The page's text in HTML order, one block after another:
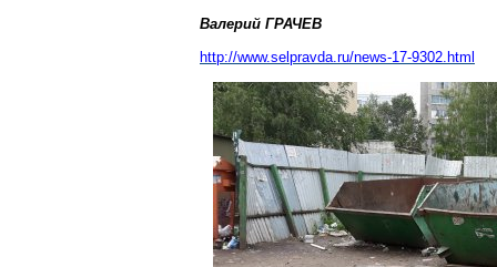
Валерий ГРАЧЕВ
http://www.selpravda.ru/news-17-9302.html